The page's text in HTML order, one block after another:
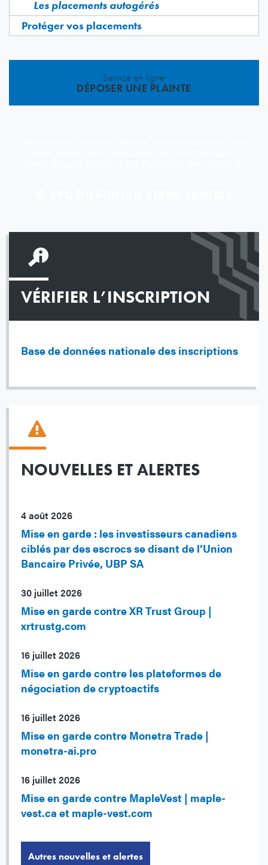
Les placements autogérés
Protéger vos placements
Service en ligne
DÉPOSER UNE PLAINTE
VÉRIFIER L’INSCRIPTION
Base de données nationale des inscriptions
NOUVELLES ET ALERTES
4 août 2026
Mise en garde : les investisseurs canadiens
ciblés par des escrocs se disant de l’Union
Bancaire Privée, UBP SA
30 juillet 2026
Mise en garde contre XR Trust Group |
xrtrustg.com
16 juillet 2026
Mise en garde contre les plateformes de
négociation de cryptoactifs
16 juillet 2026
Mise en garde contre Monetra Trade |
monetra-ai.pro
16 juillet 2026
Mise en garde contre MapleVest | maple-
vest.ca et maple-vest.com
Autres nouvelles et alertes